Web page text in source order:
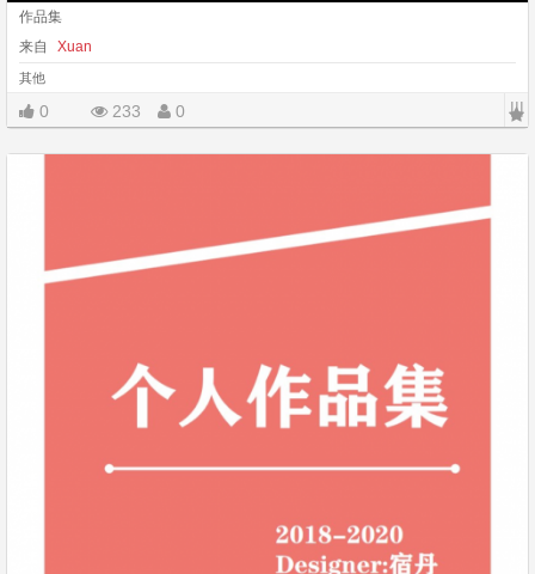
作品集
来自
Xuan
其他
0 233 0 |||